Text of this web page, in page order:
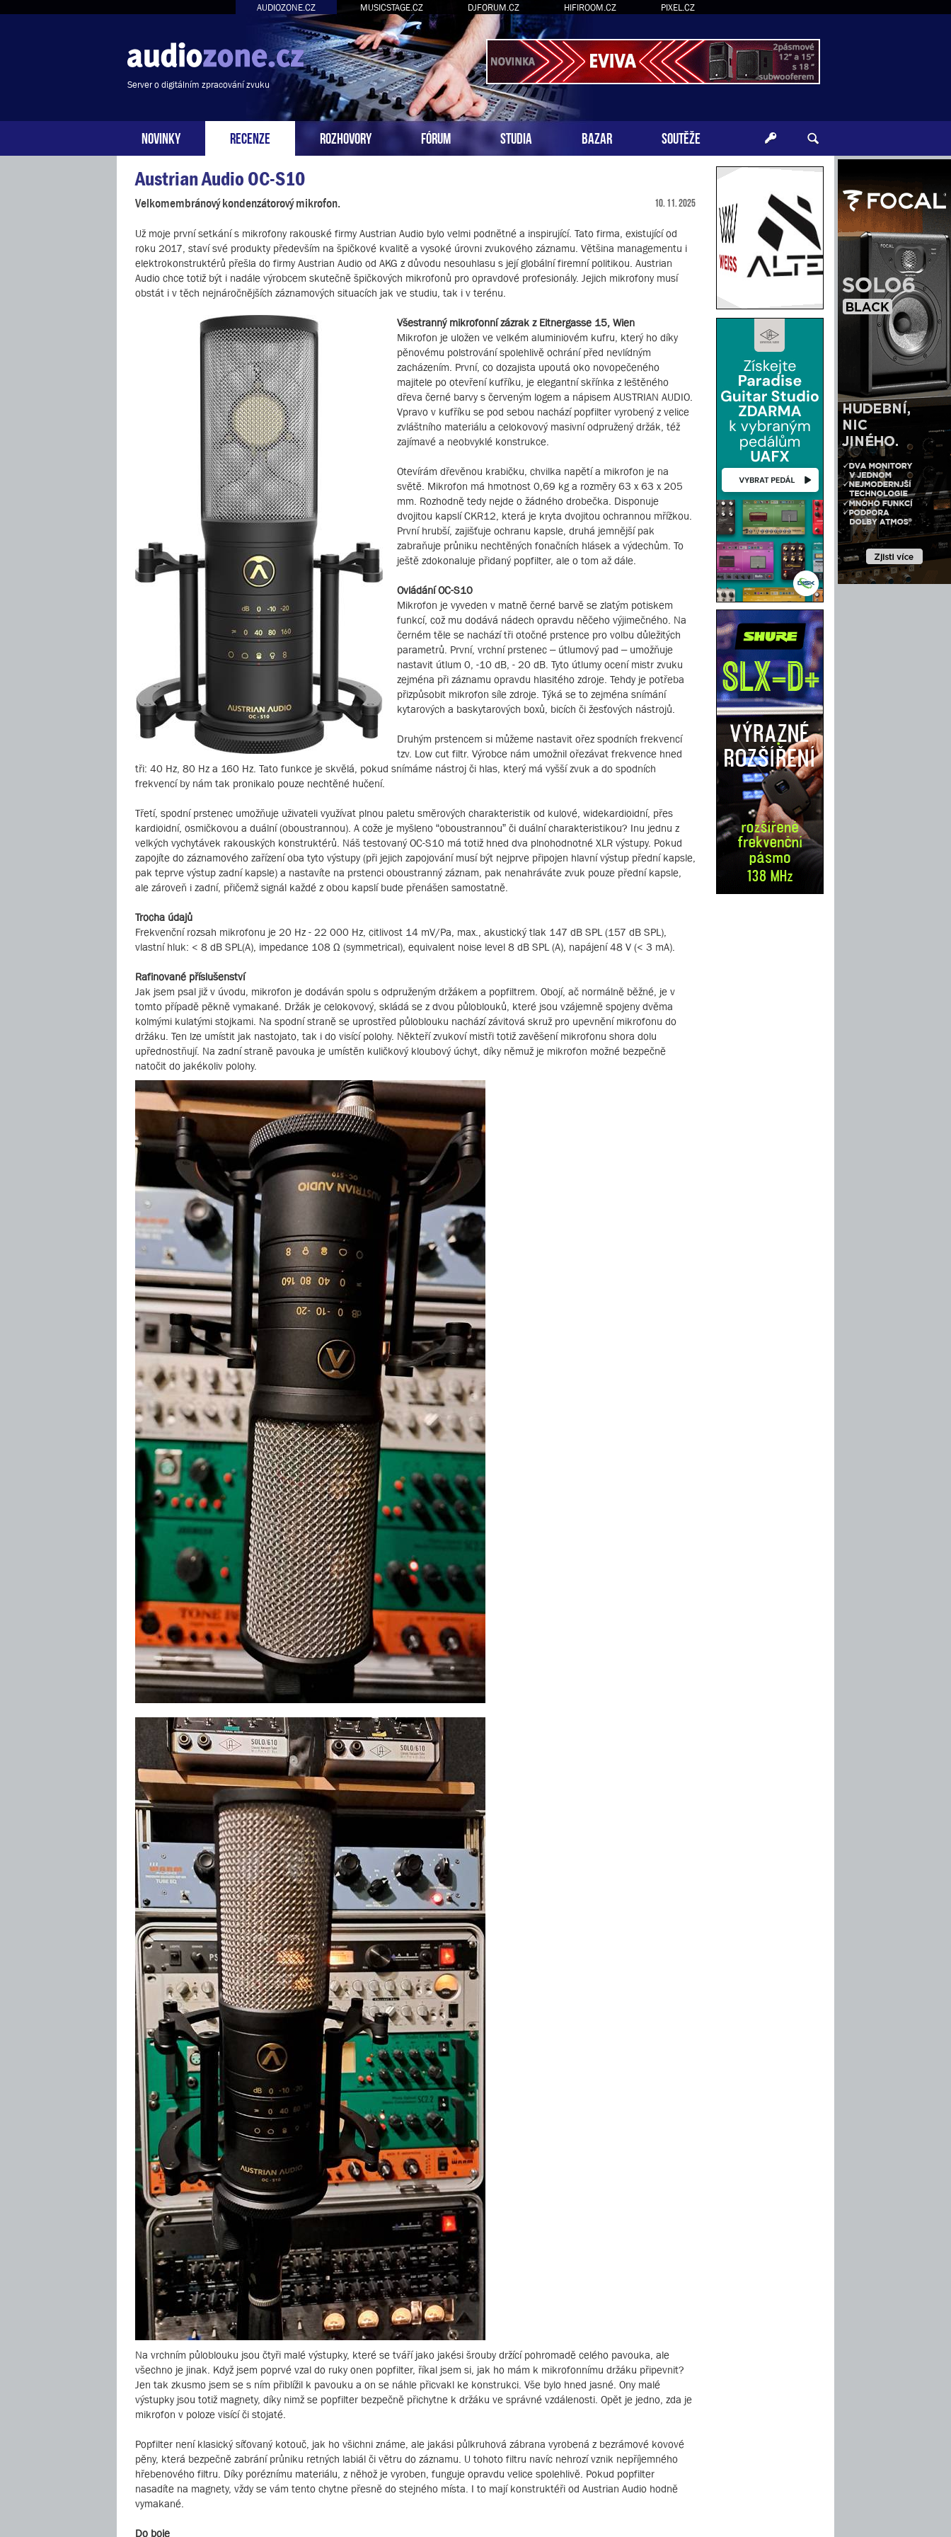
AUDIOZONE.CZ MUSICSTAGE.CZ DJFORUM.CZ HIFIROOM.CZ PIXEL.CZ
Server o digitálním zpracování zvuku
NOVINKY RECENZE ROZHOVORY FÓRUM STUDIA BAZAR SOUTĚŽE
Austrian Audio OC-S10
Velkomembránový kondenzátorový mikrofon. 10. 11. 2025
Už moje první setkání s mikrofony rakouské firmy Austrian Audio bylo velmi podnětné a inspirující. Tato firma, existující od
roku 2017, staví své produkty především na špičkové kvalitě a vysoké úrovni zvukového záznamu. Většina managementu i
elektrokonstruktérů přešla do firmy Austrian Audio od AKG z důvodu nesouhlasu s její globální firemní politikou. Austrian
Audio chce totiž být i nadále výrobcem skutečně špičkových mikrofonů pro opravdové profesionály. Jejich mikrofony musí
obstát i v těch nejnáročnějších záznamových situacích jak ve studiu, tak i v terénu.
Všestranný mikrofonní zázrak z Eitnergasse 15, Wien
Mikrofon je uložen ve velkém aluminiovém kufru, který ho díky
pěnovému polstrování spolehlivě ochrání před nevlídným
zacházením. První, co dozajista upoutá oko novopečeného
majitele po otevření kufříku, je elegantní skřínka z leštěného
dřeva černé barvy s červeným logem a nápisem AUSTRIAN AUDIO.
Vpravo v kufříku se pod sebou nachází popfilter vyrobený z velice
zvláštního materiálu a celokovový masivní odpružený držák, též
zajímavé a neobvyklé konstrukce.
Otevírám dřevěnou krabičku, chvilka napětí a mikrofon je na
světě. Mikrofon má hmotnost 0,69 kg a rozměry 63 x 63 x 205
mm. Rozhodně tedy nejde o žádného drobečka. Disponuje
dvojitou kapslí CKR12, která je kryta dvojitou ochrannou mřížkou.
První hrubší, zajišťuje ochranu kapsle, druhá jemnější pak
zabraňuje průniku nechtěných fonačních hlásek a výdechům. To
ještě zdokonaluje přidaný popfilter, ale o tom až dále.
Ovládání OC-S10
Mikrofon je vyveden v matně černé barvě se zlatým potiskem
funkcí, což mu dodává nádech opravdu něčeho výjimečného. Na
černém těle se nachází tři otočné prstence pro volbu důležitých
parametrů. První, vrchní prstenec – útlumový pad – umožňuje
nastavit útlum 0, -10 dB, - 20 dB. Tyto útlumy ocení mistr zvuku
zejména při záznamu opravdu hlasitého zdroje. Tehdy je potřeba
přizpůsobit mikrofon síle zdroje. Týká se to zejména snímání
kytarových a baskytarových boxů, bicích či žesťových nástrojů.
Druhým prstencem si můžeme nastavit ořez spodních frekvencí
tzv. Low cut filtr. Výrobce nám umožnil ořezávat frekvence hned
tři: 40 Hz, 80 Hz a 160 Hz. Tato funkce je skvělá, pokud snímáme nástroj či hlas, který má vyšší zvuk a do spodních
frekvencí by nám tak pronikalo pouze nechtěné hučení.
Třetí, spodní prstenec umožňuje uživateli využívat plnou paletu směrových charakteristik od kulové, widekardioidní, přes
kardioidní, osmičkovou a duální (oboustrannou). A cože je myšleno “oboustrannou” či duální charakteristikou? Inu jednu z
velkých vychytávek rakouských konstruktérů. Náš testovaný OC-S10 má totiž hned dva plnohodnotné XLR výstupy. Pokud
zapojíte do záznamového zařízení oba tyto výstupy (při jejich zapojování musí být nejprve připojen hlavní výstup přední kapsle,
pak teprve výstup zadní kapsle) a nastavíte na prstenci oboustranný záznam, pak nenahráváte zvuk pouze přední kapsle,
ale zároveň i zadní, přičemž signál každé z obou kapslí bude přenášen samostatně.
Trocha údajů
Frekvenční rozsah mikrofonu je 20 Hz - 22 000 Hz, citlivost 14 mV/Pa, max., akustický tlak 147 dB SPL (157 dB SPL),
vlastní hluk: < 8 dB SPL(A), impedance 108 Ω (symmetrical), equivalent noise level 8 dB SPL (A), napájení 48 V (< 3 mA).
Rafinované příslušenství
Jak jsem psal již v úvodu, mikrofon je dodáván spolu s odpruženým držákem a popfiltrem. Obojí, ač normálně běžné, je v
tomto případě pěkně vymakané. Držák je celokovový, skládá se z dvou půloblouků, které jsou vzájemně spojeny dvěma
kolmými kulatými stojkami. Na spodní straně se uprostřed půloblouku nachází závitová skruž pro upevnění mikrofonu do
držáku. Ten lze umístit jak nastojato, tak i do visící polohy. Někteří zvukoví mistři totiž zavěšení mikrofonu shora dolu
upřednostňují. Na zadní straně pavouka je umístěn kuličkový kloubový úchyt, díky němuž je mikrofon možné bezpečně
natočit do jakékoliv polohy.
Na vrchním půloblouku jsou čtyři malé výstupky, které se tváří jako jakési šrouby držící pohromadě celého pavouka, ale
všechno je jinak. Když jsem poprvé vzal do ruky onen popfilter, říkal jsem si, jak ho mám k mikrofonnímu držáku připevnit?
Jen tak zkusmo jsem se s ním přiblížil k pavouku a on se náhle přicvakl ke konstrukci. Vše bylo hned jasné. Ony malé
výstupky jsou totiž magnety, díky nimž se popfilter bezpečně přichytne k držáku ve správné vzdálenosti. Opět je jedno, zda je
mikrofon v poloze visící či stojaté.
Popfilter není klasický síťovaný kotouč, jak ho všichni známe, ale jakási půlkruhová zábrana vyrobená z bezrámové kovové
pěny, která bezpečně zabrání průniku retných labiál či větru do záznamu. U tohoto filtru navíc nehrozí vznik nepříjemného
hřebenového filtru. Díky poréznímu materiálu, z něhož je vyroben, funguje opravdu velice spolehlivě. Pokud popfilter
nasadíte na magnety, vždy se vám tento chytne přesně do stejného místa. I to mají konstruktéři od Austrian Audio hodně
vymakané.
Do boje